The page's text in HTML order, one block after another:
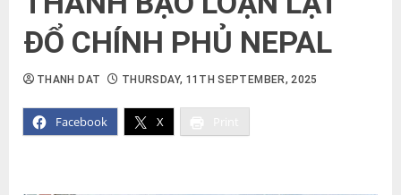
ĐỔ CHÍNH PHỦ NEPAL
Facebook X
THANH DAT THURSDAY, 11TH SEPTEMBER, 2025